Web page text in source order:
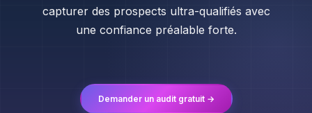
capturer des prospects ultra-qualifiés avec
une confiance préalable forte.
Demander un audit gratuit →